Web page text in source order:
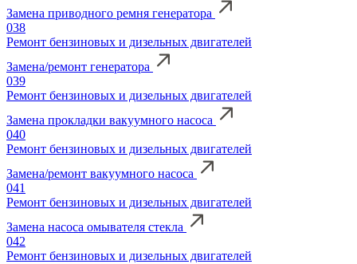
Замена приводного ремня генератора
038
Ремонт бензиновых и дизельных двигателей
Замена/ремонт генератора
039
Ремонт бензиновых и дизельных двигателей
Замена прокладки вакуумного насоса
040
Ремонт бензиновых и дизельных двигателей
Замена/ремонт вакуумного насоса
041
Ремонт бензиновых и дизельных двигателей
Замена насоса омывателя стекла
042
Ремонт бензиновых и дизельных двигателей